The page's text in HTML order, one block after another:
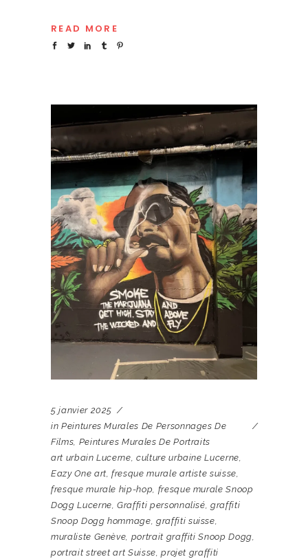
READ MORE
5 janvier 2025
in Peintures Murales De Personnages De
Films, Peintures Murales De Portraits
art urbain Lucerne,culture urbaine Lucerne,
Eazy One art,fresque murale artiste suisse,
fresque murale hip-hop, fresque murale Snoop
Dogg Lucerne,Graffiti personnalisé,graffiti
Snoop Dogg hommage,graffiti suisse,
muraliste Genève, portrait graffiti Snoop Dogg,
portrait street art Suisse,projet graffiti